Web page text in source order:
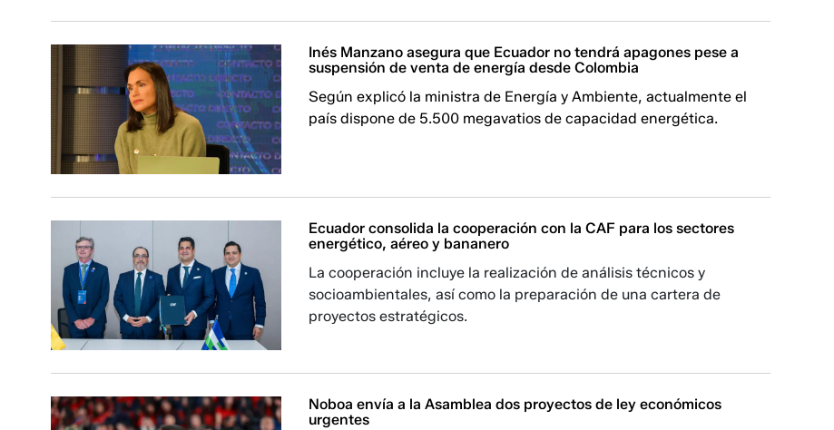
Inés Manzano asegura que Ecuador no tendrá apagones pese a
suspensión de venta de energía desde Colombia
Según explicó la ministra de Energía y Ambiente, actualmente el
país dispone de 5.500 megavatios de capacidad energética.
Ecuador consolida la cooperación con la CAF para los sectores
energético, aéreo y bananero
La cooperación incluye la realización de análisis técnicos y
socioambientales, así como la preparación de una cartera de
proyectos estratégicos.
Noboa envía a la Asamblea dos proyectos de ley económicos
urgentes